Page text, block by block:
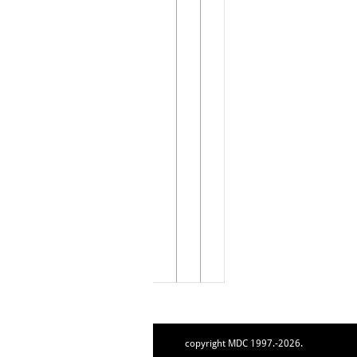
copyright MDC 1997.-2026.